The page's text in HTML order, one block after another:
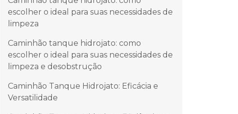
escolher o ideal para suas necessidades de
limpeza
Caminhão tanque hidrojato: como
escolher o ideal para suas necessidades de
limpeza e desobstrução
Caminhão Tanque Hidrojato: Eficácia e
Versatilidade